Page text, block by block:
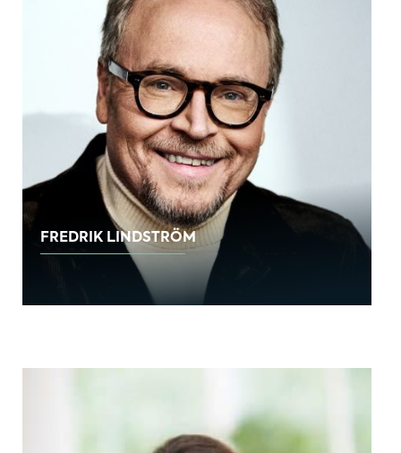
FREDRIK LINDSTRÖM